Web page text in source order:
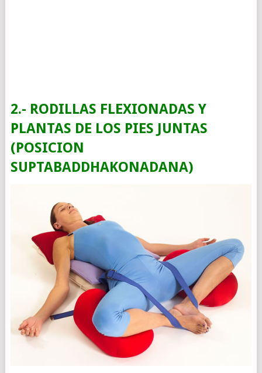
2.- RODILLAS FLEXIONADAS Y
PLANTAS DE LOS PIES JUNTAS
(POSICION
SUPTABADDHAKONADANA)